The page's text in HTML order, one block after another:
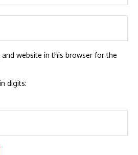
and website in this browser for the
digits: